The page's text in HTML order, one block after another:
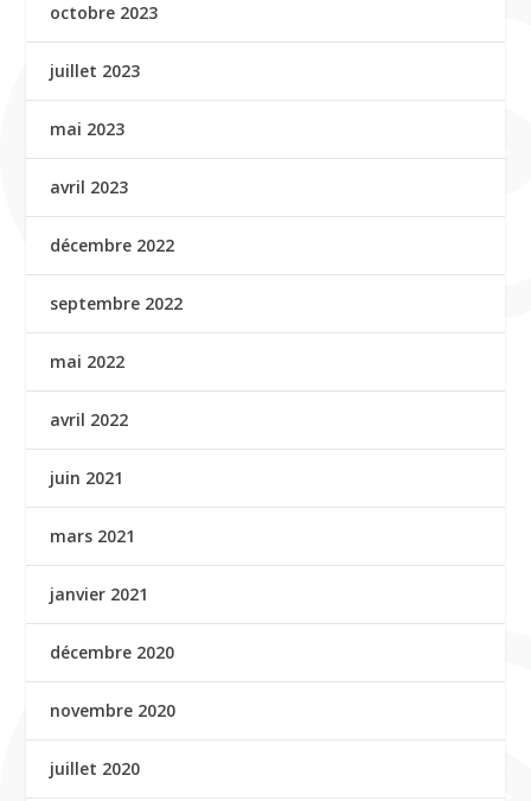
octobre 2023
juillet 2023
mai 2023
avril 2023
décembre 2022
septembre 2022
mai 2022
avril 2022
juin 2021
mars 2021
janvier 2021
décembre 2020
novembre 2020
juillet 2020